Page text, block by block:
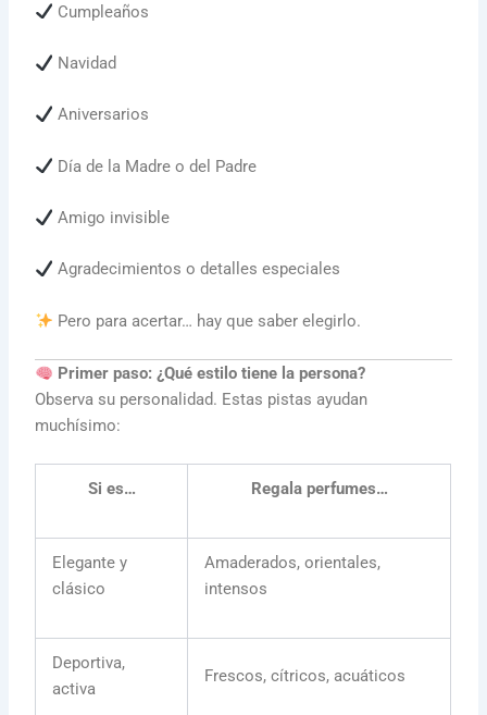
Cumpleaños
Navidad
Aniversarios
Día de la Madre o del Padre
Amigo invisible
Agradecimientos o detalles especiales
Pero para acertar… hay que saber elegirlo.
Primer paso: ¿Qué estilo tiene la persona?
Observa su personalidad. Estas pistas ayudan
muchísimo:
Si es… Regala perfumes…
Elegante y
clásico
Amaderados, orientales,
intensos
Deportiva,
activa
Frescos, cítricos, acuáticos